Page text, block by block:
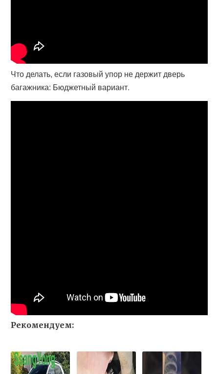
Что делать, если газовый упор не держит дверь
багажника: Бюджетный вариант.
Рекомендуем: